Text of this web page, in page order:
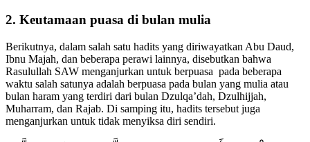
2. Keutamaan puasa di bulan mulia
Berikutnya, dalam salah satu hadits yang diriwayatkan Abu Daud,
Ibnu Majah, dan beberapa perawi lainnya, disebutkan bahwa
Rasulullah SAW menganjurkan untuk berpuasa pada beberapa
waktu salah satunya adalah berpuasa pada bulan yang mulia atau
bulan haram yang terdiri dari bulan Dzulqa’dah, Dzulhijjah,
Muharram, dan Rajab. Di samping itu, hadits tersebut juga
menganjurkan untuk tidak menyiksa diri sendiri.